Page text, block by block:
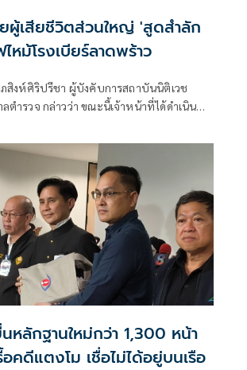
ผู้เสียชีวิตส่วนใหญ่ 'สูดสำลัก
หม้โรงเบียร์ลาดพร้าว
สิงห์ศิริปรีชา ผู้บังคับการสถาบันนิติเวช
ตำรวจ กล่าวว่า ขณะนี้เจ้าหน้าที่ได้ดำเนิน
ลาดพร้าวครบทั้ง 27 ร่างแล้ว
หลักฐานใหม่กว่า 1,300 หน้า
คดีแตงโม เชื่อไม่ได้อยู่บนเรือ